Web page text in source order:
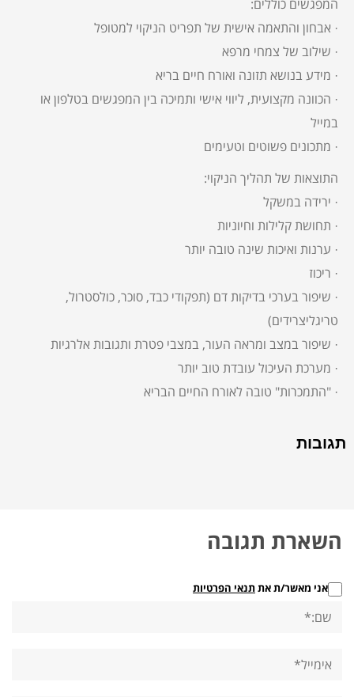
המפגשים כוללים:
· אבחון והתאמה אישית של תפריט הניקוי למטופל
· שילוב של צמחי מרפא
· מידע בנושא תזונה ואורח חיים בריא
· הכוונה מקצועית, ליווי אישי ותמיכה בין המפגשים בטלפון או
במייל
· מתכונים פשוטים וטעימים
התוצאות של תהליך הניקוי:
· ירידה במשקל
· תחושת קלילות וחיוניות
· ערנות ואיכות שינה טובה יותר
· ריכוז
· שיפור בערכי בדיקות דם (תפקודי כבד, סוכר, כולסטרול,
טריגליצרידים)
· שיפור במצב ומראה העור, במצבי פטרת ותגובות אלרגיות
· מערכת העיכול עובדת טוב יותר
· "התמכרות" טובה לאורח החיים הבריא
תגובות
השארת תגובה
אני מאשר/ת אתתנאי הפרטיות